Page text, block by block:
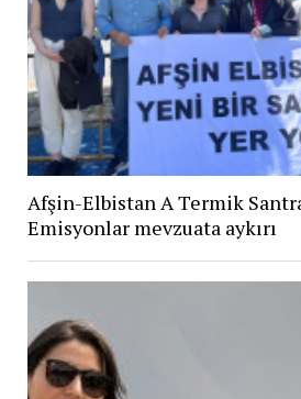
Afşin-Elbistan A Termik
Emisyonlar mevzuata aykırı